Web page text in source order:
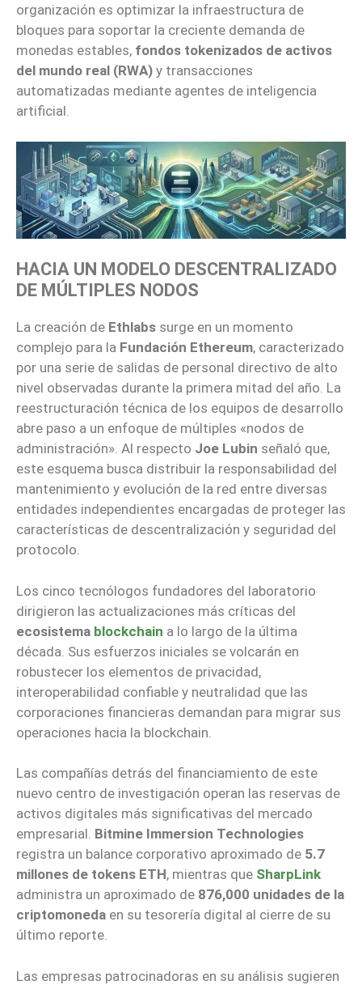
organización es optimizar la infraestructura de
bloques para soportar la creciente demanda de
monedas estables, fondos tokenizados de activos
del mundo real (RWA) y transacciones
automatizadas mediante agentes de inteligencia
artificial.
HACIA UN MODELO DESCENTRALIZADO
DE MÚLTIPLES NODOS
La creación de Ethlabs surge en un momento
complejo para la Fundación Ethereum, caracterizado
por una serie de salidas de personal directivo de alto
nivel observadas durante la primera mitad del año. La
reestructuración técnica de los equipos de desarrollo
abre paso a un enfoque de múltiples «nodos de
administración». Al respecto Joe Lubin señaló que,
este esquema busca distribuir la responsabilidad del
mantenimiento y evolución de la red entre diversas
entidades independientes encargadas de proteger las
características de descentralización y seguridad del
protocolo.
Los cinco tecnólogos fundadores del laboratorio
dirigieron las actualizaciones más críticas del
ecosistema blockchain a lo largo de la última
década. Sus esfuerzos iniciales se volcarán en
robustecer los elementos de privacidad,
interoperabilidad confiable y neutralidad que las
corporaciones financieras demandan para migrar sus
operaciones hacia la blockchain.
Las compañías detrás del financiamiento de este
nuevo centro de investigación operan las reservas de
activos digitales más significativas del mercado
empresarial. Bitmine Immersion Technologies
registra un balance corporativo aproximado de 5.7
millones de tokens ETH, mientras que SharpLink
administra un aproximado de 876,000 unidades de la
criptomoneda en su tesorería digital al cierre de su
último reporte.
Las empresas patrocinadoras en su análisis sugieren